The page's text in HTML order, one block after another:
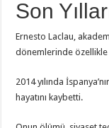
Son
Ernesto Laclau,
dönemlerinde özellikle
2014 yılında
hayatını kaybetti.